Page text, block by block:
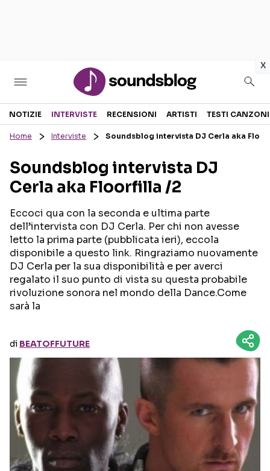
x
Sezioni
RECENSIONI MUSICALI
INTERVISTE
GOSSIP E CURIOSITÀ
TESTI CANZONI
TOUR ED EVENTI
TALENT SHOW
Seguici sui social
NOTIZIE INTERVISTE RECENSIONI ARTISTI TESTI CANZONI
Home Interviste Soundsblog intervista DJ Cerla aka
Soundsblog intervista DJ
Cerla aka Floorfilla /2
Eccoci qua con la seconda e ultima parte
dell’intervista con DJ Cerla. Per chi non avesse
letto la prima parte (pubblicata ieri), eccola
disponibile a questo link. Ringraziamo nuovamente
DJ Cerla per la sua disponibilità e per averci
regalato il suo punto di vista su questa probabile
rivoluzione sonora nel mondo della Dance.Come
sarà la
di BEATOFFUTURE